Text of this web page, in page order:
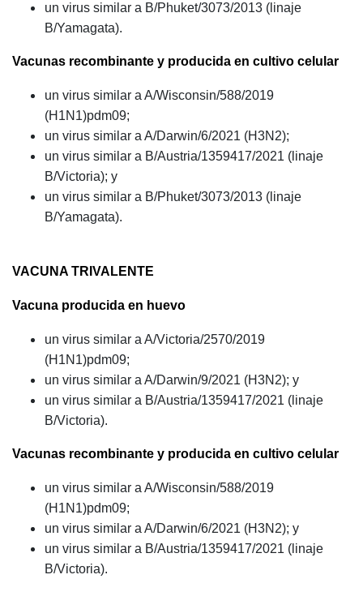
un virus similar a B/Phuket/3073/2013 (linaje
B/Yamagata).
Vacunas recombinante y producida en cultivo celular
un virus similar a A/Wisconsin/588/2019
(H1N1)pdm09;
un virus similar a A/Darwin/6/2021 (H3N2);
un virus similar a B/Austria/1359417/2021 (linaje
B/Victoria); y
un virus similar a B/Phuket/3073/2013 (linaje
B/Yamagata).
VACUNA TRIVALENTE
Vacuna producida en huevo
un virus similar a A/Victoria/2570/2019
(H1N1)pdm09;
un virus similar a A/Darwin/9/2021 (H3N2); y
un virus similar a B/Austria/1359417/2021 (linaje
B/Victoria).
Vacunas recombinante y producida en cultivo celular
un virus similar a A/Wisconsin/588/2019
(H1N1)pdm09;
un virus similar a A/Darwin/6/2021 (H3N2); y
un virus similar a B/Austria/1359417/2021 (linaje
B/Victoria).